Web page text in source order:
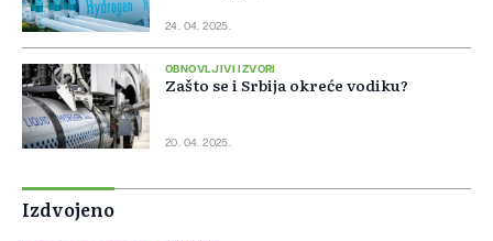
24. 04. 2025.
OBNOVLJIVI IZVORI
Zašto se i Srbija okreće vodiku?
20. 04. 2025.
Izdvojeno